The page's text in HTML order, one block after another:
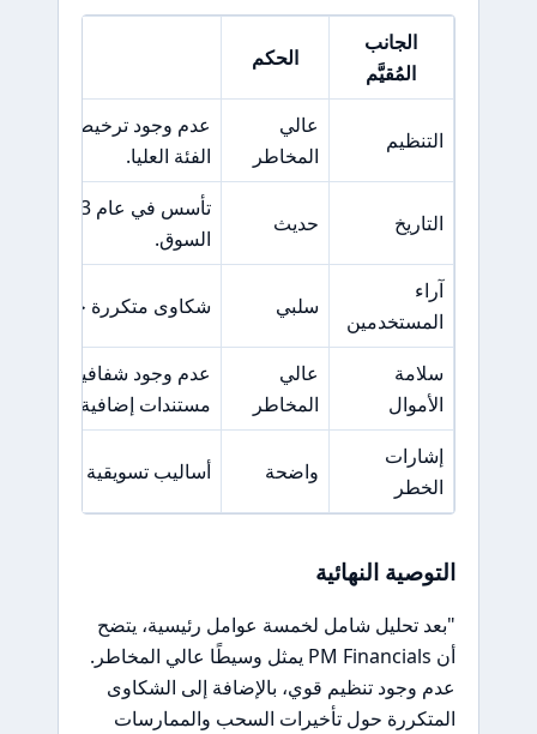
الجانب
المُقيَّم
الحكم
التنظيم
عالي
المخاطر
عدم وجود ترخيص من
الفئة العليا.
التاريخ حديث
السوق.
آراء
المستخدمين
سلبي شكاوى متكررة حول
سلامة
الأموال
عالي
المخاطر
عدم وجود شفافية في
مستندات إضافية.
إشارات
الخطر
واضحة أساليب تسويقية عدوانية
التوصية النهائية
"بعد تحليل شامل لخمسة عوامل رئيسية، يتضح
أن PM Financials يمثل وسيطًا عالي المخاطر.
عدم وجود تنظيم قوي، بالإضافة إلى الشكاوى
المتكررة حول تأخيرات السحب والممارسات